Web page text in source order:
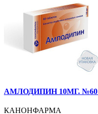
АМЛОДИПИН 10МГ.
КАНОНФАРМА